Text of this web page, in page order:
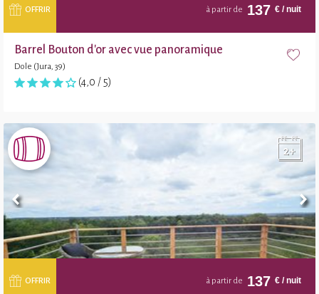
OFFRIR à partir de 137 € / nuit
Barrel Bouton d'or avec vue panoramique
Dole (Jura, 39)
(4,0 / 5)
OFFRIR à partir de 137 € / nuit